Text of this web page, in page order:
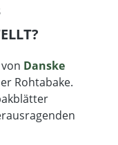
Danske
Rohtabake.